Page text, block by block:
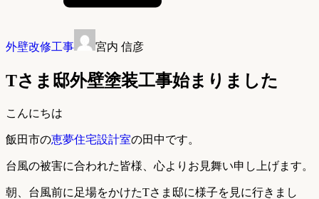
外壁改修工事 宮内 信彦
Tさま邸外壁塗装工事始まりました
こんにちは
飯田市の恵夢住宅設計室の田中です。
台風の被害に合われた皆様、心よりお見舞い申し上げます。
朝、台風前に足場をかけたTさま邸に様子を見に行きまし